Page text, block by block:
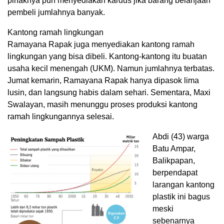
pembeli jumlahnya banyak.
Kantong ramah lingkungan
Ramayana Rapak juga menyediakan kantong ramah
lingkungan yang bisa dibeli. Kantong-kantong itu buatan
usaha kecil menengah (UKM). Namun jumlahnya terbatas.
Jumat kemarin, Ramayana Rapak hanya dipasok lima
lusin, dan langsung habis dalam sehari. Sementara, Maxi
Swalayan, masih menunggu proses produksi kantong
ramah lingkungannya selesai.
Abdi (43) warga
Batu Ampar,
Balikpapan,
berpendapat
larangan kantong
plastik ini bagus
meski
sebenarnya